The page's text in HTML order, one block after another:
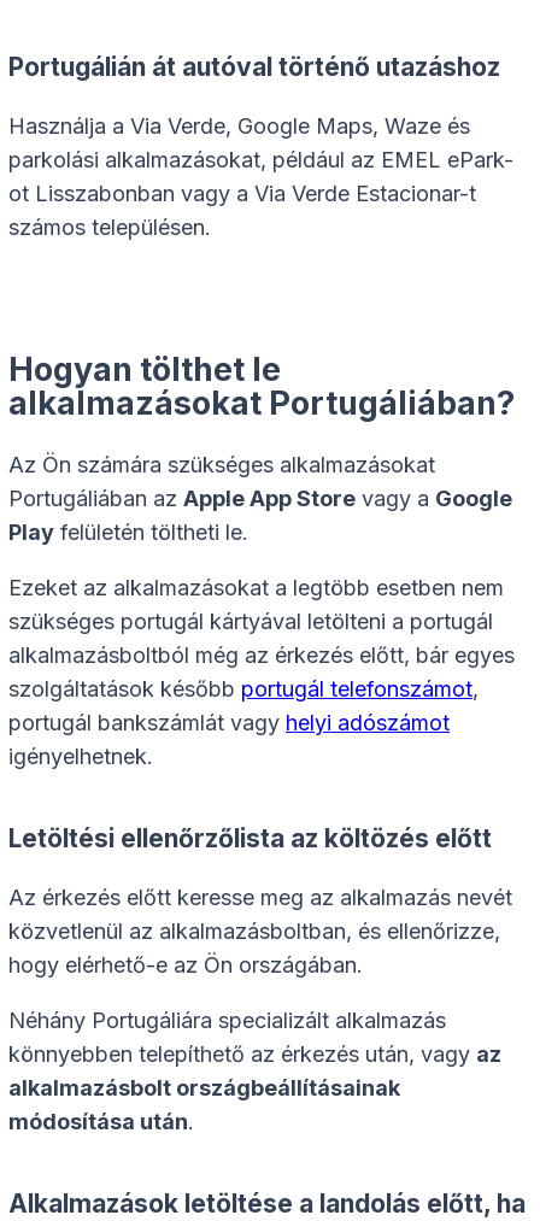
Portugálián át autóval történő utazáshoz
Használja a Via Verde, Google Maps, Waze és
parkolási alkalmazásokat, például az EMEL ePark-
ot Lisszabonban vagy a Via Verde Estacionar-t
számos településen.
Hogyan tölthet le
alkalmazásokat Portugáliában?
Az Ön számára szükséges alkalmazásokat
Portugáliában az Apple App Store vagy a Google
Play felületén töltheti le.
Ezeket az alkalmazásokat a legtöbb esetben nem
szükséges portugál kártyával letölteni a portugál
alkalmazásboltból még az érkezés előtt, bár egyes
szolgáltatások később portugál telefonszámot,
portugál bankszámlát vagy helyi adószámot
igényelhetnek.
Letöltési ellenőrzőlista az költözés előtt
Az érkezés előtt keresse meg az alkalmazás nevét
közvetlenül az alkalmazásboltban, és ellenőrizze,
hogy elérhető-e az Ön országában.
Néhány Portugáliára specializált alkalmazás
könnyebben telepíthető az érkezés után, vagy az
alkalmazásbolt országbeállításainak
módosítása után.
Alkalmazások letöltése a landolás előtt, ha